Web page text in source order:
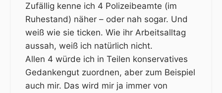
Zufällig kenne ich 4 Polizeibeamte (im
Ruhestand) näher – oder nah sogar. Und
weiß wie sie ticken. Wie ihr Arbeitsalltag
aussah, weiß ich natürlich nicht.
Allen 4 würde ich in Teilen konservatives
Gedankengut zuordnen, aber zum Beispiel
auch mir. Das wird mir ja immer von